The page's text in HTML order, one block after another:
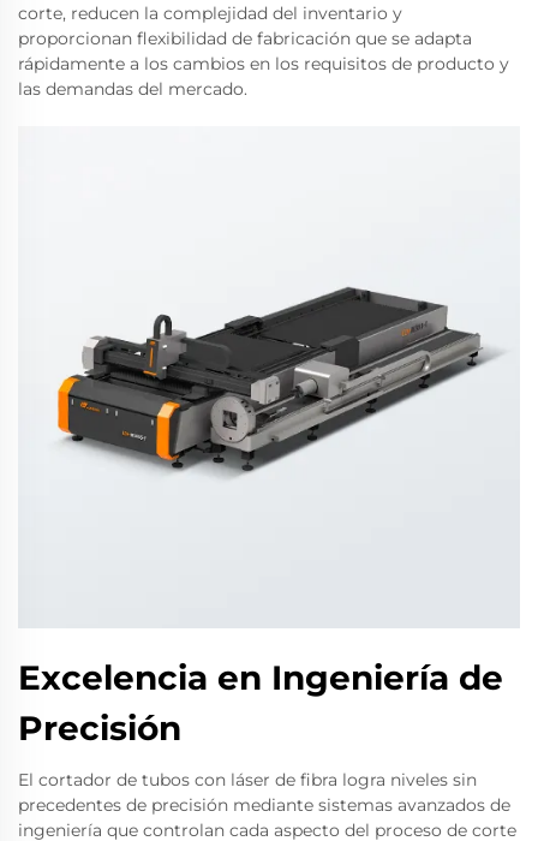
corte, reducen la complejidad del inventario y
proporcionan flexibilidad de fabricación que se adapta
rápidamente a los cambios en los requisitos de producto y
las demandas del mercado.
Excelencia en Ingeniería de
Precisión
El cortador de tubos con láser de fibra logra niveles sin
precedentes de precisión mediante sistemas avanzados de
ingeniería que controlan cada aspecto del proceso de corte